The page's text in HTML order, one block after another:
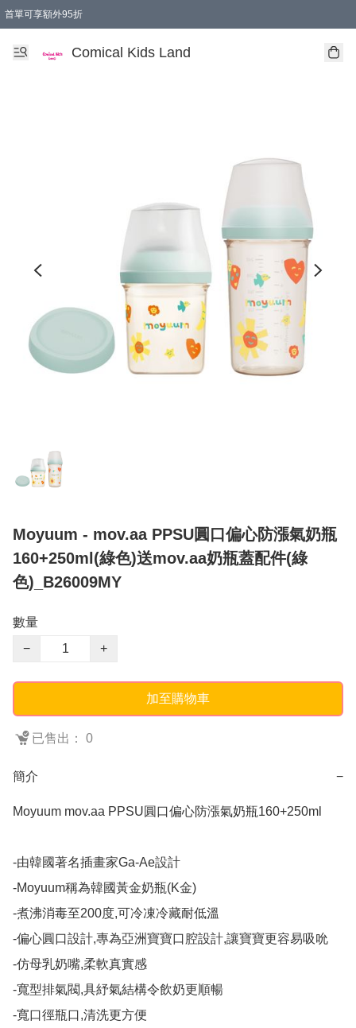
首單可享額外95折
Comical Kids Land
Moyuum - mov.aa PPSU圓口偏心防漲氣奶瓶
160+250ml(綠色)送mov.aa奶瓶蓋配件(綠
色)_B26009MY
數量
−
+
加至購物車
已售出： 0
簡介 −
Moyuum mov.aa PPSU圓口偏心防漲氣奶瓶160+250ml
-由韓國著名插畫家Ga-Ae設計
-Moyuum稱為韓國黃金奶瓶(K金)
-煮沸消毒至200度,可冷凍冷藏耐低溫
-偏心圓口設計,專為亞洲寶寶口腔設計,讓寶寶更容易吸吮
-仿母乳奶嘴,柔軟真實感
-寬型排氣閥,具紓氣結構令飲奶更順暢
-寬口徑瓶口,清洗更方便